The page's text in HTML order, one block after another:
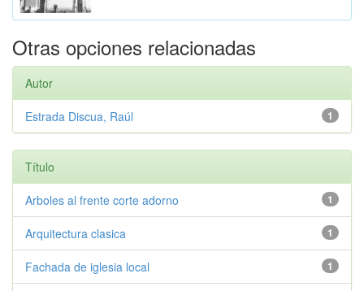
Otras opciones relacionadas
Autor
1
Estrada Discua, Raúl
Título
1
Arboles al frente corte adorno
1
Arquitectura clasica
1
Fachada de iglesia local